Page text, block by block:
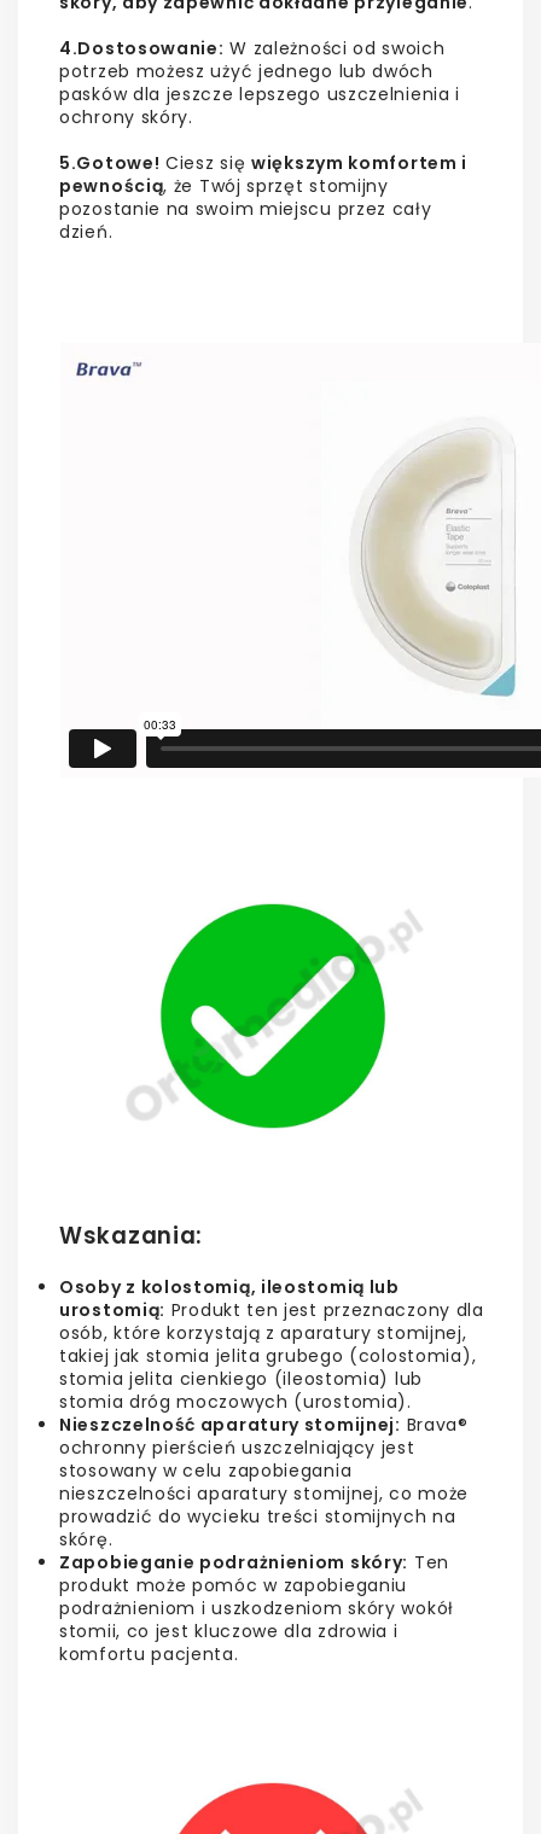
4.Dostosowanie: W zależności od swoich
potrzeb możesz użyć jednego lub dwóch
pasków dla jeszcze lepszego uszczelnienia i
ochrony skóry.
5.Gotowe! Ciesz sięwiększym komfortem i
pewnością, że Twój sprzęt stomijny
pozostanie na swoim miejscu przez cały
dzień.
Wskazania:
Osoby z kolostomią, ileostomią lub
urostomią: Produkt ten jest przeznaczony dla
osób, które korzystają z aparatury stomijnej,
takiej jak stomia jelita grubego (colostomia),
stomia jelita cienkiego (ileostomia) lub
stomia dróg moczowych (urostomia).
Nieszczelność aparatury stomijnej: Brava®
ochronny pierścień uszczelniający jest
stosowany w celu zapobiegania
nieszczelności aparatury stomijnej, co może
prowadzić do wycieku treści stomijnych na
skórę.
Zapobieganie podrażnieniom skóry: Ten
produkt może pomóc w zapobieganiu
podrażnieniom i uszkodzeniom skóry wokół
stomii, co jest kluczowe dla zdrowia i
komfortu pacjenta.